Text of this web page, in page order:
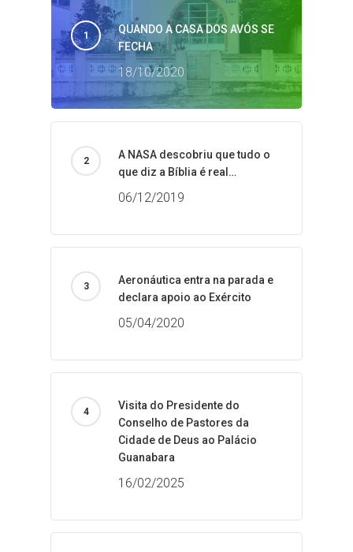
QUANDO A CASA DOS AVÓS SE
FECHA
18/10/2020
A NASA descobriu que tudo o
que diz a Bíblia é real…
06/12/2019
Aeronáutica entra na parada e
declara apoio ao Exército
05/04/2020
Visita do Presidente do
Conselho de Pastores da
Cidade de Deus ao Palácio
Guanabara
16/02/2025